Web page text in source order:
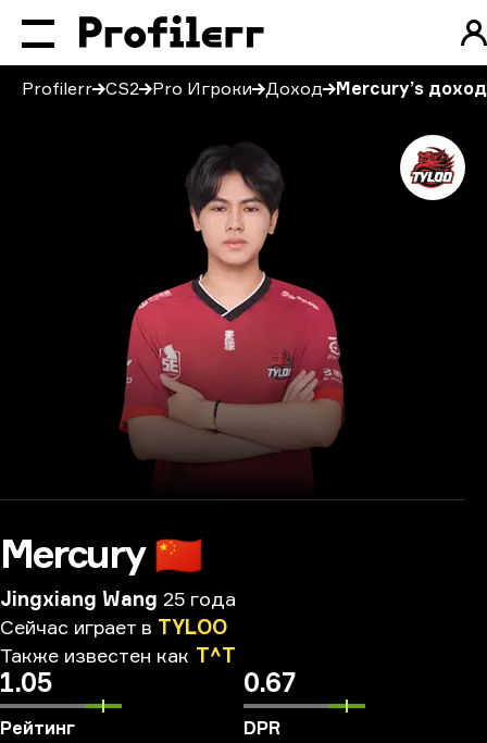
Profilerr CS2 Pro Игроки Доход Mercury’s доход
Mercury 🇨🇳
Jingxiang Wang 25 года
Сейчас играет в TYLOO
Также известен как T^T
1.05
Рейтинг
0.67
DPR